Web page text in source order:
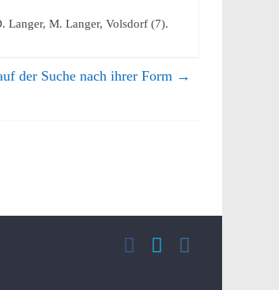
Langer, M. Langer, Volsdorf (7).
der Suche nach ihrer Form →